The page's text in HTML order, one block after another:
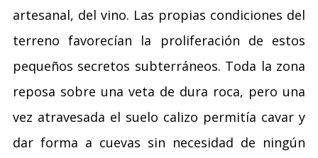
artesanal, del vino. Las propias condiciones del
terreno favorecían la proliferación de estos
pequeños secretos subterráneos. Toda la zona
reposa sobre una veta de dura roca, pero una
vez atravesada el suelo calizo permitía cavar y
dar forma a cuevas sin necesidad de ningún